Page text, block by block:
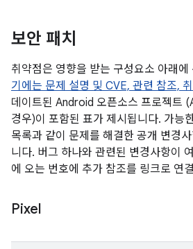
보안 패치
취약점은 영향을 받는 구성요소 아래에
기에는 문제 설명 및 CVE, 관련 참조,
데이트된 Android 오픈소스 프로젝트
경우)이 포함된 표가 제시됩니다. 가능
목록과 같이 문제를 해결한 공개 변경
니다. 버그 하나와 관련된 변경사항이
에 오는 번호에 추가 참조를 링크로 연
Pixel